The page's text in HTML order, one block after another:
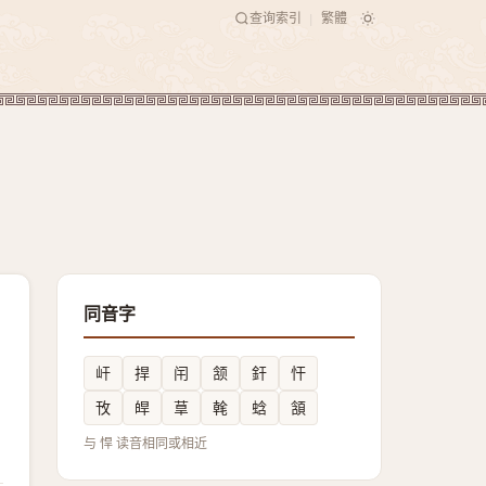
查询索引 繁體
同音字
屽 捍 闬 颔 釬
忓
攼
皔 䓍 㲦 蛿 頷
与 悍 读音相同或相近